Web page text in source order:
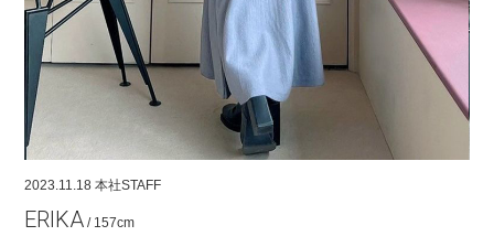
2023.11.18 本社STAFF
ERIKA / 157cm
COMPANY
CONTACT
RECRUIT
FOR BUSINESS PARTNER